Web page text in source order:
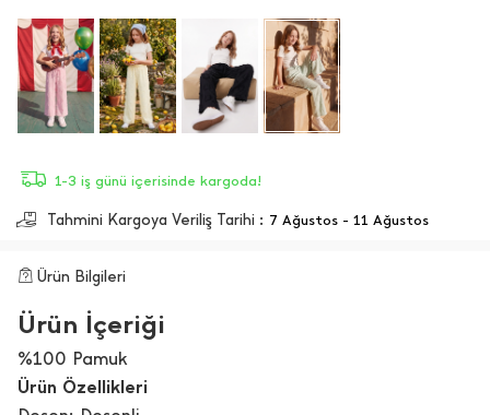
1-3 iş günü içerisinde kargoda!
Tahmini Kargoya Veriliş Tarihi : 7 Ağustos - 11 Ağustos
Ürün Bilgileri
Ürün İçeriği
%100 Pamuk
Ürün Özellikleri